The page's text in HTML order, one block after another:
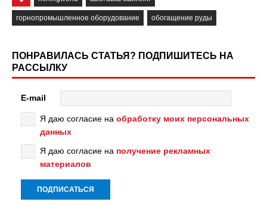
горнопромышленное оборудование обогащение руды
ПОНРАВИЛАСЬ СТАТЬЯ? ПОДПИШИТЕСЬ НА
РАССЫЛКУ
E-mail
Я даю согласие на обработку моих персональных
данных
Я даю согласие на получение рекламных
материалов